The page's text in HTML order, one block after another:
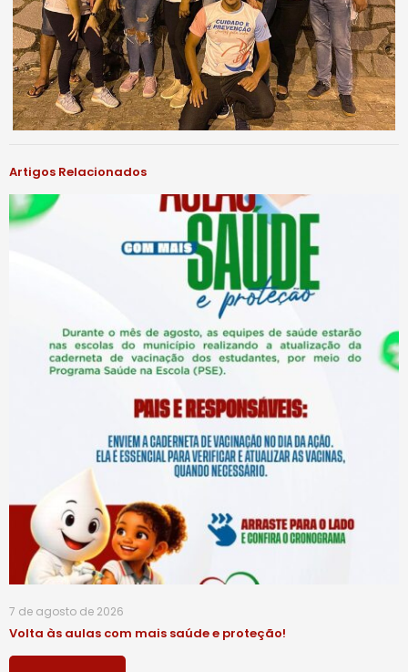
Artigos Relacionados
7 de agosto de 2026
Volta às aulas com mais saúde e proteção!